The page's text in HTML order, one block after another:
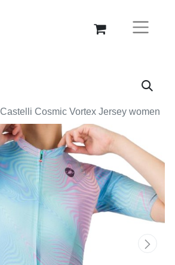
Castelli Cosmic Vortex Jersey women